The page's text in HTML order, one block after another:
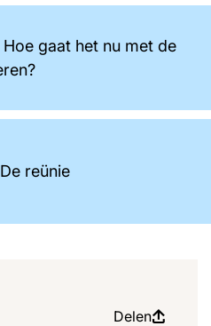
Hoe gaat het nu met de
reünie
Delen